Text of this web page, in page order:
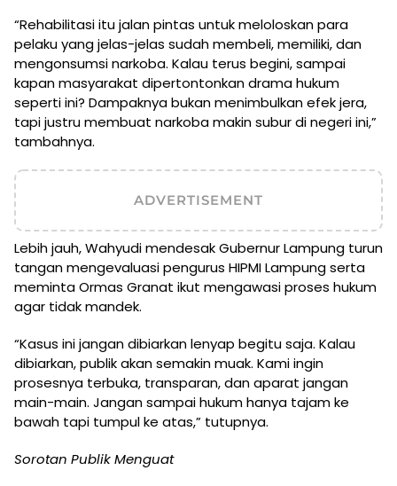
“Rehabilitasi itu jalan pintas untuk meloloskan para
pelaku yang jelas-jelas sudah membeli, memiliki, dan
mengonsumsi narkoba. Kalau terus begini, sampai
kapan masyarakat dipertontonkan drama hukum
seperti ini? Dampaknya bukan menimbulkan efek jera,
tapi justru membuat narkoba makin subur di negeri ini,”
tambahnya.
ADVERTISEMENT
Lebih jauh, Wahyudi mendesak Gubernur Lampung turun
tangan mengevaluasi pengurus HIPMI Lampung serta
meminta Ormas Granat ikut mengawasi proses hukum
agar tidak mandek.
“Kasus ini jangan dibiarkan lenyap begitu saja. Kalau
dibiarkan, publik akan semakin muak. Kami ingin
prosesnya terbuka, transparan, dan aparat jangan
main-main. Jangan sampai hukum hanya tajam ke
bawah tapi tumpul ke atas,” tutupnya.
Sorotan Publik Menguat